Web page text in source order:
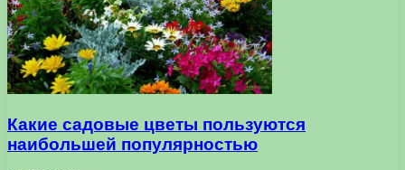
Какие садовые цветы пользуются
наибольшей популярностью